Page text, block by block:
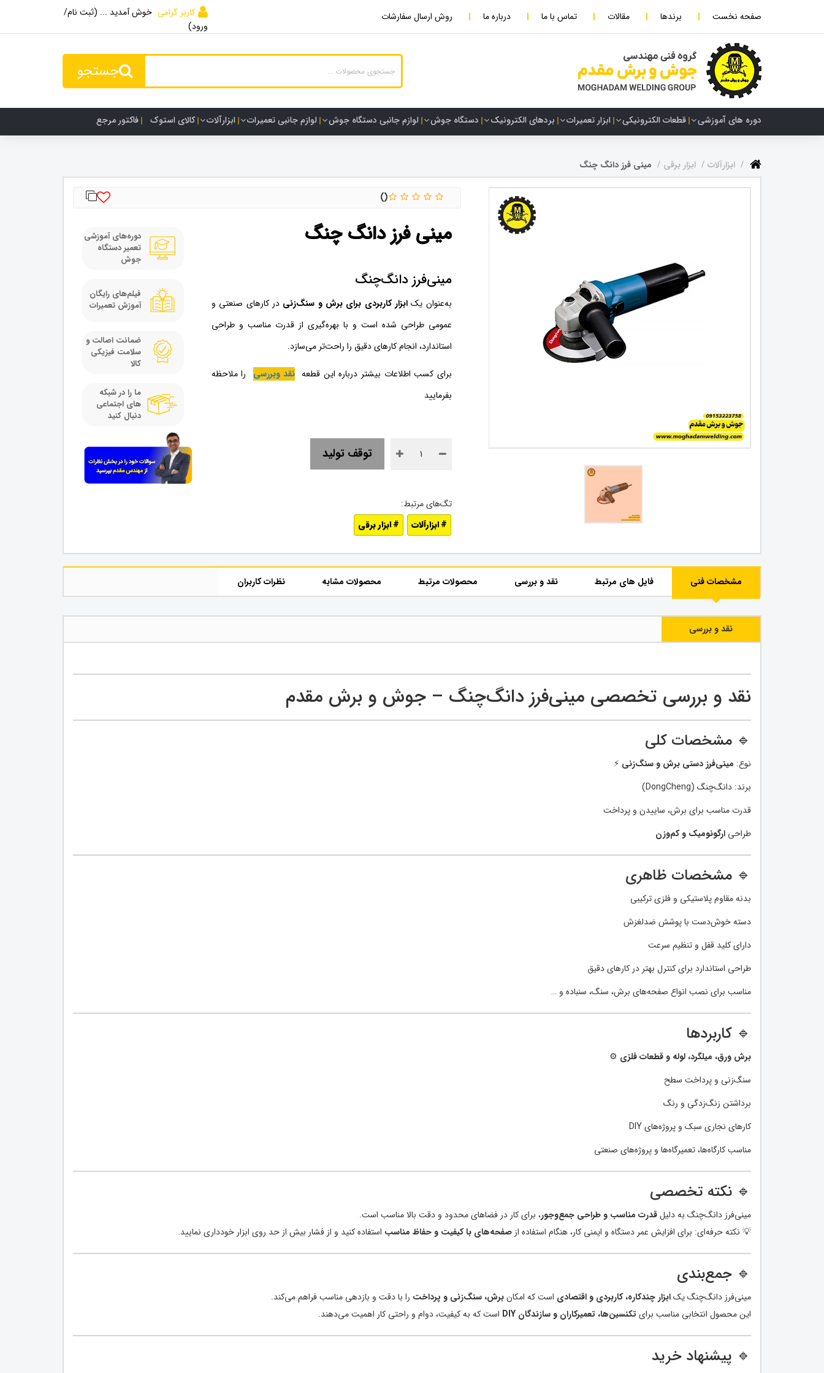
صفحه نخست برندها مقالات تماس با ما درباره ما روش ارسال سفارشات کاربر گرامی خوش آمدید ... (ثبت نام/
ورود)
جستجو
دوره های آموزشی قطعات الکترونیکی ابزار تعمیرات بردهای الکترونیک دستگاه جوش لوازم جانبی دستگاه جوش لوازم جانبی تعمیرات ابزارآلات کالای استوک فاکتور مرجع
ابزارآلات ابزار برقی مینی فرز دانگ چنگ
مینی فرز دانگ چنگ
مینی‌فرز دانگ‌چنگ
به‌عنوان یک ابزار کاربردی برای برش و سنگ‌زنی در کارهای صنعتی و
عمومی طراحی شده است و با بهره‌گیری از قدرت مناسب و طراحی
استاندارد، انجام کارهای دقیق را راحت‌تر می‌سازد.
برای کسب اطلاعات بیشتر درباره این قطعه نقد وبررسی را ملاحظه
بفرمایید
توقف تولید
ابزارآلات ابزار برقی
دوره‌های آموزشی
تعمیر دستگاه
جوش
فیلم‌های رایگان
آموزش تعمیرات
ضمانت اصالت و
سلامت فیزیکی
کالا
ما را در شبکه
های اجتماعی
دنبال کنید
مشخصات فنی فایل های مرتبط نقد و بررسی محصولات مرتبط محصولات مشابه نظرات کاربران
نقد و بررسی
نقد و بررسی تخصصی مینی‌فرز دانگ‌چنگ – جوش و برش مقدم
🔹 مشخصات کلی
نوع: مینی‌فرز دستی برش و سنگ‌زنی ⚡
برند: دانگ‌چنگ (DongCheng)
قدرت مناسب برای برش، ساییدن و پرداخت
طراحی ارگونومیک و کم‌وزن
🔹 مشخصات ظاهری
بدنه مقاوم پلاستیکی و فلزی ترکیبی
دسته خوش‌دست با پوشش ضدلغزش
دارای کلید قفل و تنظیم سرعت
طراحی استاندارد برای کنترل بهتر در کارهای دقیق
مناسب برای نصب انواع صفحه‌های برش، سنگ، سنباده و …
🔹 کاربردها
برش ورق، میلگرد، لوله و قطعات فلزی ⚙️
سنگ‌زنی و پرداخت سطح
برداشتن زنگ‌زدگی و رنگ
کارهای نجاری سبک و پروژه‌های DIY
مناسب کارگاه‌ها، تعمیرگاه‌ها و پروژه‌های صنعتی
🔹 نکته تخصصی
مینی‌فرز دانگ‌چنگ به دلیلقدرت مناسب و طراحی جمع‌وجور، برای کار در فضاهای محدود و دقت بالا مناسب است.
💡 نکته حرفه‌ای: برای افزایش عمر دستگاه و ایمنی کار، هنگام استفاده از صفحه‌های با کیفیت و حفاظ مناسب استفاده کنید و از فشار بیش از حد روی ابزار خودداری نمایید.
🔹 جمع‌بندی
مینی‌فرز دانگ‌چنگ یکابزار چندکاره، کاربردی و اقتصادی است که امکانبرش، سنگ‌زنی و پرداخت را با دقت و بازدهی مناسب فراهم می‌کند.
این محصول انتخابی مناسب برای تکنسین‌ها، تعمیرکاران و سازندگان DIY است که به کیفیت، دوام و راحتی کار اهمیت می‌دهند.
🔹 پیشنهاد خرید